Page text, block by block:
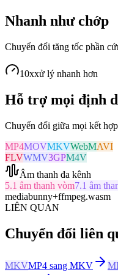
Nhanh như chớp
Chuyển đổi tăng tốc phần
10xxử lý nhanh hơn
Hỗ trợ mọi định
Chuyển đổi giữa mọi kết
MP4MOVMKVWebMAVI
FLVWMV3GPM4V
Âm thanh đa kênh
5.1 âm thanh vòm7.1 âm
mediabunny+ffmpeg.wasm
LIÊN QUAN
Chuyển đổi liên
MKVMP4 sang MKV